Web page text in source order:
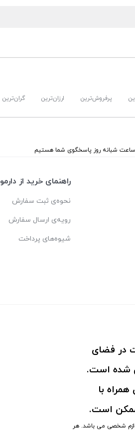
پرفروش‌ترین ارزان‌ترین گران‌ترین
راهنمای خرید از دارمو
نحوه‌ی ثبت سفارش
رویه‌ی ارسال سفارش
شیوه‌های پرداخت
در فضای
شده است.
با
ممکن است.
لوازم شخصی می باشد. هر